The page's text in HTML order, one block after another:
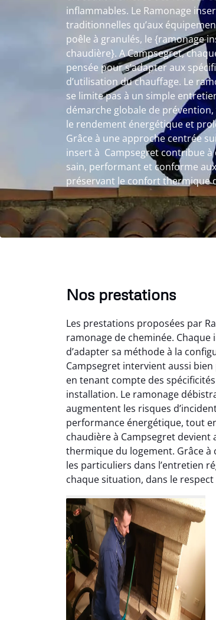
inflammables. Le Ramonage
traditionnelles qu’aux
poêle à granulés, le {ramonage
chaudière}. A Campsegret,
pensée pour s’adapter aux
d’utilisation du chauffage. Le
se limite pas à un simple
démarche globale de
le rendement énergétique et
Grâce à une approche centrée
insert à Campsegret contribue
sain, performant et conforme
préservant le confort thermique
Nos prestations
Les prestations proposées par
ramonage de cheminée.
d’adapter sa méthode à la
Campsegret intervient aussi
en tenant compte des
installation. Le ramonage
augmentent les risques
performance énergétique, tout
chaudière à Campsegret
thermique du logement. Grâce à
les particuliers dans l’entretien
chaque situation, dans le